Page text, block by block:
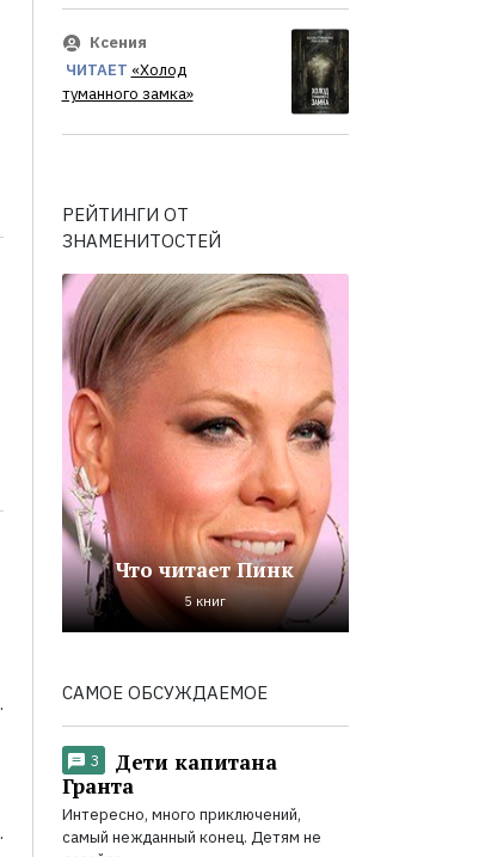
.
.
Ксения
ЧИТАЕТ «Холод
туманного замка»
РЕЙТИНГИ ОТ
ЗНАМЕНИТОСТЕЙ
Что читает Пинк
5 книг
САМОЕ ОБСУЖДАЕМОЕ
3
Дети капитана
Гранта
Интересно, много приключений,
самый нежданный конец. Детям не